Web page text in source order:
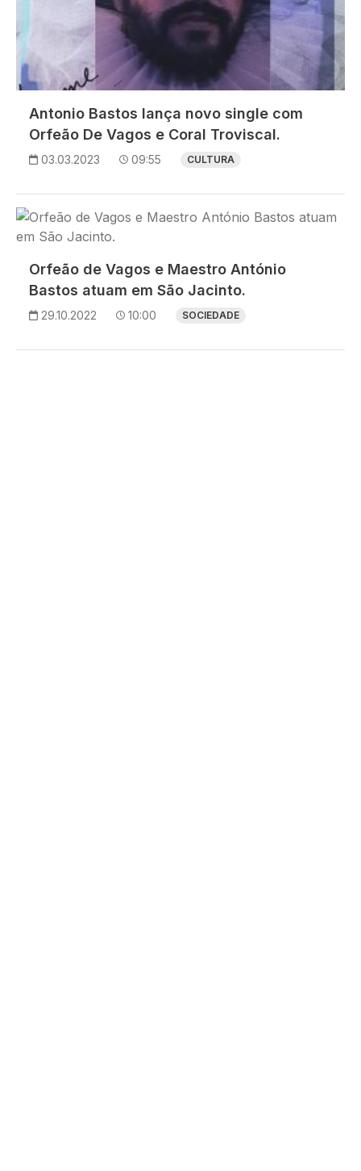
Antonio Bastos lança novo single com
Orfeão De Vagos e Coral Troviscal.
03.03.2023 09:55 CULTURA
Imagem
Orfeão de Vagos e Maestro António
Bastos atuam em São Jacinto.
29.10.2022 10:00 SOCIEDADE